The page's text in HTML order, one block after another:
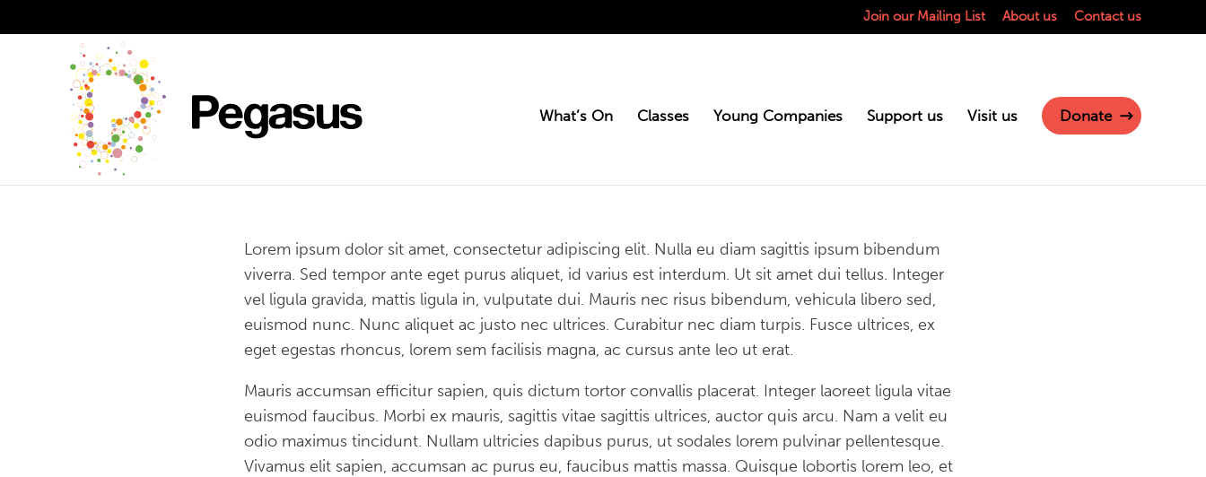
Join our Mailing List About us Contact us
What’s On Classes Young Companies Support us Visit us Donate
Lorem ipsum dolor sit amet, consectetur adipiscing elit. Nulla eu diam sagittis ipsum bibendum
viverra. Sed tempor ante eget purus aliquet, id varius est interdum. Ut sit amet dui tellus. Integer
vel ligula gravida, mattis ligula in, vulputate dui. Mauris nec risus bibendum, vehicula libero sed,
euismod nunc. Nunc aliquet ac justo nec ultrices. Curabitur nec diam turpis. Fusce ultrices, ex
eget egestas rhoncus, lorem sem facilisis magna, ac cursus ante leo ut erat.
Mauris accumsan efficitur sapien, quis dictum tortor convallis placerat. Integer laoreet ligula vitae
euismod faucibus. Morbi ex mauris, sagittis vitae sagittis ultrices, auctor quis arcu. Nam a velit eu
odio maximus tincidunt. Nullam ultricies dapibus purus, ut sodales lorem pulvinar pellentesque.
Vivamus elit sapien, accumsan ac purus eu, faucibus mattis massa. Quisque lobortis lorem leo, et